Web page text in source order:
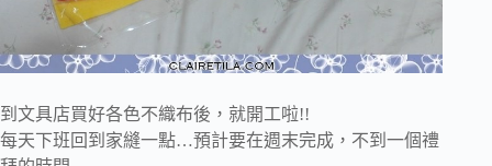
到文具店買好各色不織布後，就開工啦!!
每天下班回到家縫一點…預計要在週末完成，不到一個禮